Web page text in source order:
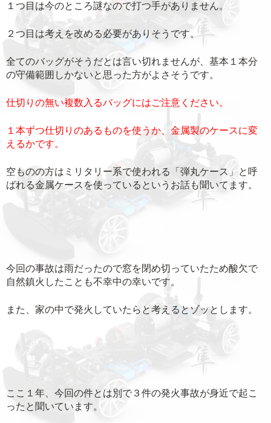
１つ目は今のところ謎なので打つ手がありません。
２つ目は考えを改める必要がありそうです。
全てのバッグがそうだとは言い切れませんが、基本１本分
の守備範囲しかないと思った方がよさそうです。
仕切りの無い複数入るバッグにはご注意ください。
１本ずつ仕切りのあるものを使うか、金属製のケースに変
えるかです。
空ものの方はミリタリー系で使われる「弾丸ケース」と呼
ばれる金属ケースを使っているというお話も聞いてます。
今回の事故は雨だったので窓を閉め切っていたため酸欠で
自然鎮火したことも不幸中の幸いです。
また、家の中で発火していたらと考えるとゾッとします。
ここ１年、今回の件とは別で３件の発火事故が身近で起こ
ったと聞いています。